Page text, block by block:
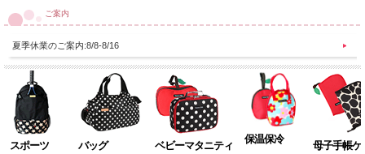
ご案内
夏季休業のご案内:8/8-8/16
スポーツ バッグ ベビーマタニティ
保温保冷
母子手帳ケ